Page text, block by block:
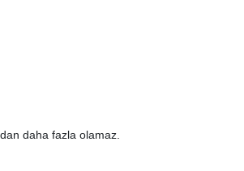
daha fazla olamaz.